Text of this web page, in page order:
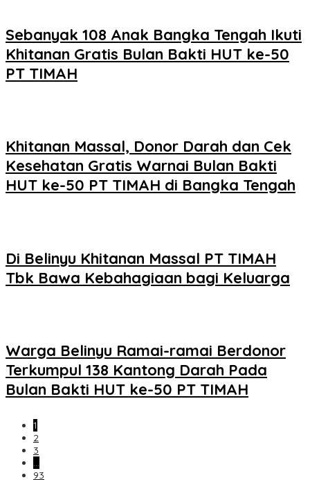
Sebanyak 108 Anak Bangka Tengah Ikuti
Khitanan Gratis Bulan Bakti HUT ke-50
PT TIMAH
Khitanan Massal, Donor Darah dan Cek
Kesehatan Gratis Warnai Bulan Bakti
HUT ke-50 PT TIMAH di Bangka Tengah
Di Belinyu Khitanan Massal PT TIMAH
Tbk Bawa Kebahagiaan bagi Keluarga
Warga Belinyu Ramai-ramai Berdonor
Terkumpul 138 Kantong Darah Pada
Bulan Bakti HUT ke-50 PT TIMAH
1
2
3
…
93